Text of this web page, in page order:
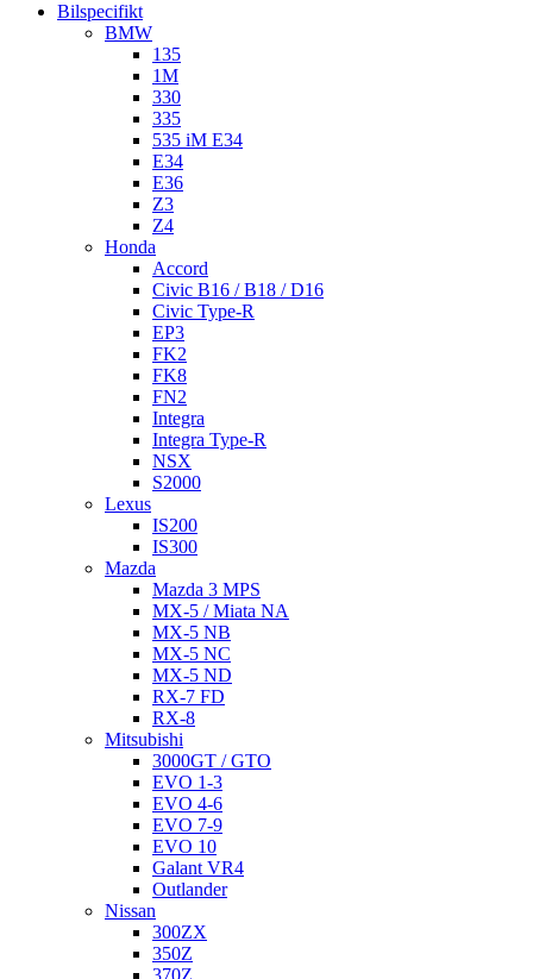
Bilspecifikt
BMW
135
1M
330
335
535 iM E34
E34
E36
Z3
Z4
Honda
Accord
Civic B16 / B18 / D16
Civic Type-R
EP3
FK2
FK8
FN2
Integra
Integra Type-R
NSX
S2000
Lexus
IS200
IS300
Mazda
Mazda 3 MPS
MX-5 / Miata NA
MX-5 NB
MX-5 NC
MX-5 ND
RX-7 FD
RX-8
Mitsubishi
3000GT / GTO
EVO 1-3
EVO 4-6
EVO 7-9
EVO 10
Galant VR4
Outlander
Nissan
300ZX
350Z
370Z